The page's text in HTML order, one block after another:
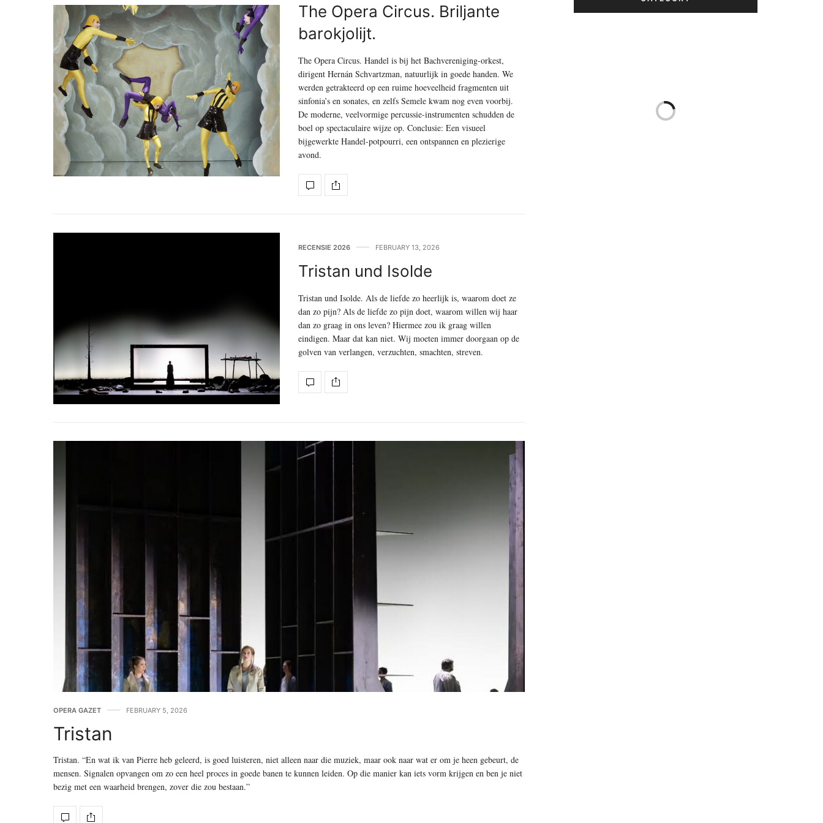
The Opera Circus. Briljante
barokjolijt.
The Opera Circus. Handel is bij het Bachvereniging-orkest,
dirigent Hernán Schvartzman, natuurlijk in goede handen. We
werden getrakteerd op een ruime hoeveelheid fragmenten uit
sinfonia’s en sonates, en zelfs Semele kwam nog even voorbij.
De moderne, veelvormige percussie-instrumenten schudden de
boel op spectaculaire wijze op. Conclusie: Een visueel
bijgewerkte Handel-potpourri, een ontspannen en plezierige
avond.
RECENSIE 2026 FEBRUARY 13, 2026
Tristan und Isolde
Tristan und Isolde. Als de liefde zo heerlijk is, waarom doet ze
dan zo pijn? Als de liefde zo pijn doet, waarom willen wij haar
dan zo graag in ons leven? Hiermee zou ik graag willen
eindigen. Maar dat kan niet. Wij moeten immer doorgaan op de
golven van verlangen, verzuchten, smachten, streven.
OPERA GAZET FEBRUARY 5, 2026
Tristan
Tristan. “En wat ik van Pierre heb geleerd, is goed luisteren, niet alleen naar die muziek, maar ook naar wat er om je heen gebeurt, de
mensen. Signalen opvangen om zo een heel proces in goede banen te kunnen leiden. Op die manier kan iets vorm krijgen en ben je niet
bezig met een waarheid brengen, zover die zou bestaan.”